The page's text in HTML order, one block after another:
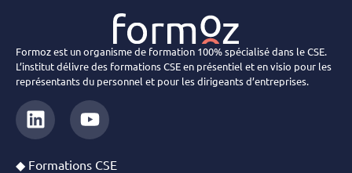
Formoz est un organisme de formation 100% spécialisé dans le CSE.
L’institut délivre des formations CSE en présentiel et en visio pour les
représentants du personnel et pour les dirigeants d’entreprises.
◆ Formations CSE